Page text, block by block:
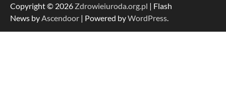
Copyright © 2026 Zdrowieiuroda.org.pl | Flash
News byAscendoor | Powered byWordPress.